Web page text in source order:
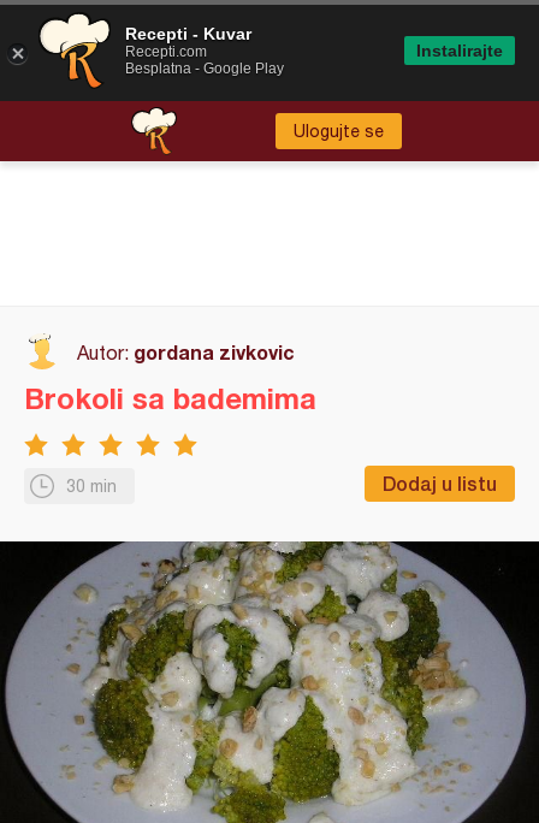
Ulogujte se
Autor: gordana zivkovic
30 min Dodaj u listu
Brokoli sa bademima
Recepti - Kuvar
Recepti.com
Besplatna - Google Play
Instalirajte